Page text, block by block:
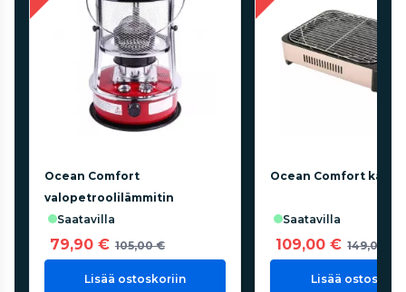
Ocean Comfort
valopetroolilämmitin
saatavilla
79,90 € 105,00 €
Lisää ostoskoriin
Ocean Comfort
saatavilla
109,00 € 149,00 €
Lisää